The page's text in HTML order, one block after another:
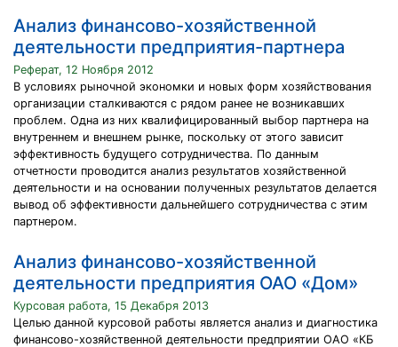
Анализ финансово-хозяйственной
деятельности предприятия-партнера
Реферат, 12 Ноября 2012
В условиях рыночной экономки и новых форм хозяйствования
организации сталкиваются с рядом ранее не возникавших
проблем. Одна из них квалифицированный выбор партнера на
внутреннем и внешнем рынке, поскольку от этого зависит
эффективность будущего сотрудничества. По данным
отчетности проводится анализ результатов хозяйственной
деятельности и на основании полученных результатов делается
вывод об эффективности дальнейшего сотрудничества с этим
партнером.
Анализ финансово-хозяйственной
деятельности предприятия ОАО «Дом»
Курсовая работа, 15 Декабря 2013
Целью данной курсовой работы является анализ и диагностика
финансово-хозяйственной деятельности предприятии ОАО «КБ